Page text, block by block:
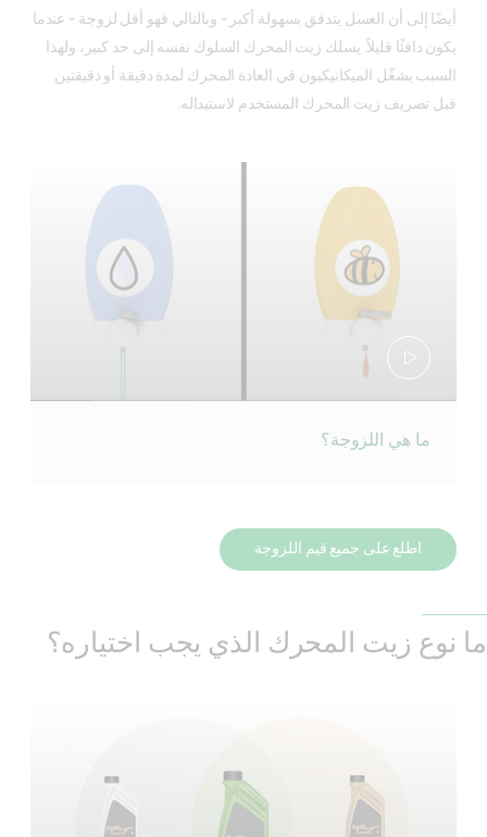
أيضًا إلى أن العسل يتدفق بسهولة أكبر - وبالتالي فهو أقل لزوجة - عندما
يكون دافئًا قليلاً. يسلك زيت المحرك السلوك نفسه إلى حد كبير، ولهذا
السبب يشغّل الميكانيكيون في العادة المحرك لمدة دقيقة أو دقيقتين
قبل تصريف زيت المحرك المستخدم لاستبداله.
ما هي اللزوجة؟
اطلع على جميع قيم اللزوجة
ما نوع زيت المحرك الذي يجب اختياره؟